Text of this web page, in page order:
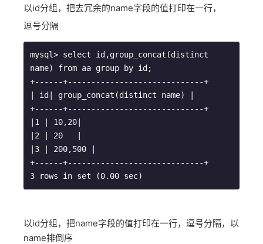
以id分组，把去冗余的name字段的值打印在一行，
逗号分隔
mysql> select id,group_concat(distinct
name) from aa group by id;
+------+-----------------------------+
| id| group_concat(distinct name) |
+------+-----------------------------+
|1 | 10,20|
|2 | 20   |
|3 | 200,500 |
+------+-----------------------------+
3 rows in set (0.00 sec)
以id分组，把name字段的值打印在一行，逗号分隔，以
name排倒序